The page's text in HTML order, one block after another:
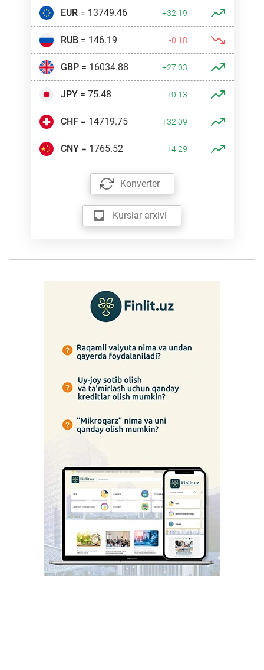
EUR= 13749.46 +32.19
RUB= 146.19 -0.18
GBP= 16034.88 +27.03
JPY= 75.48 +0.13
CHF= 14719.75 +32.09
CNY= 1765.52 +4.29
Konverter
Kurslar arxivi